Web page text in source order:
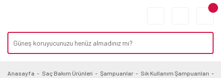
Anasayfa Saç Bakım Ürünleri Şampuanlar Sık Kullanım Şampuanları